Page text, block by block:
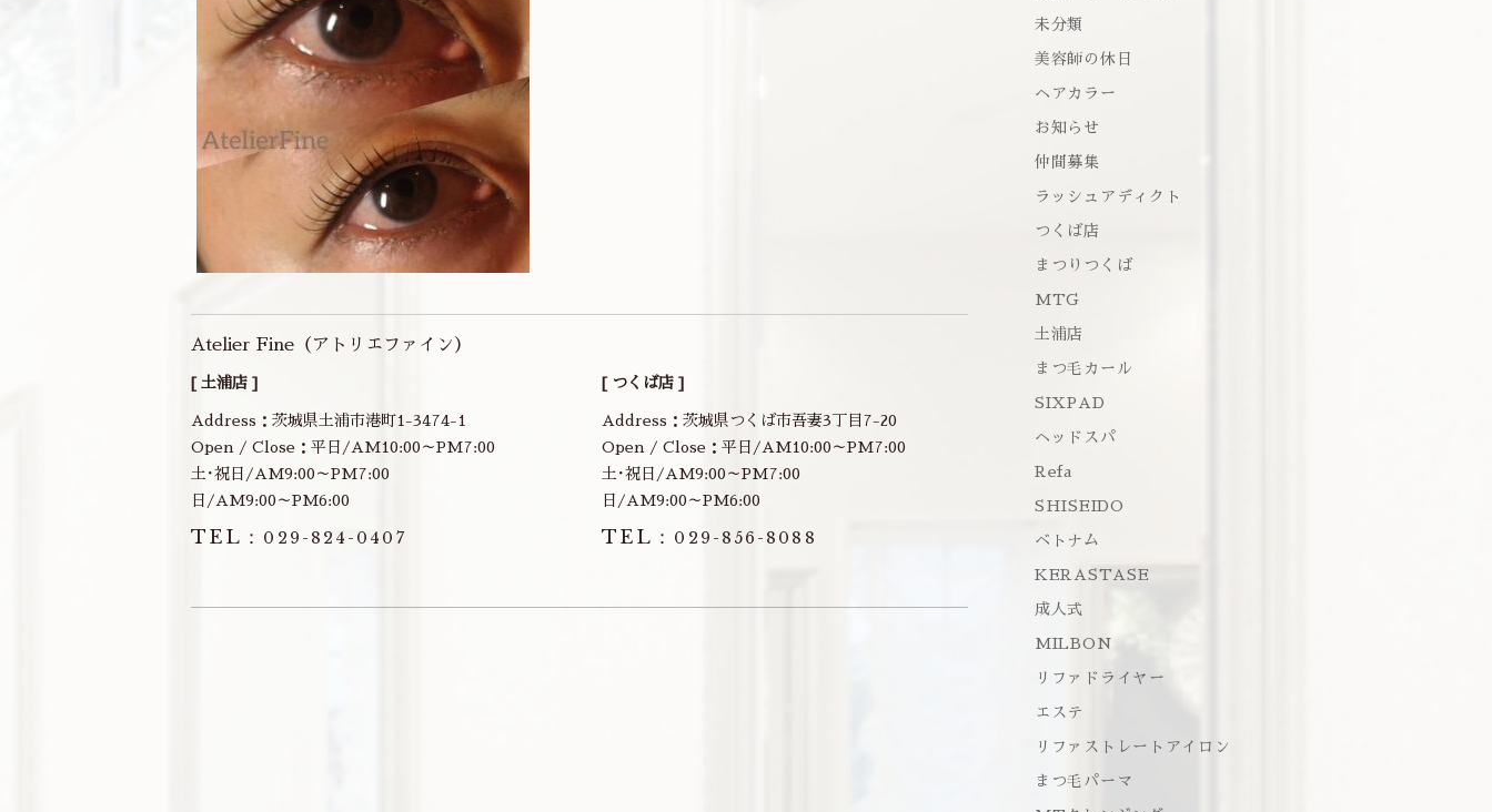
Atelier Fine（アトリエファイン）
[ 土浦店 ]
Address：茨城県土浦市港町1-3474-1
Open / Close：平日/AM10:00～PM7:00
土･祝日/AM9:00～PM7:00
日/AM9:00～PM6:00
TEL： 029-824-0407
[ つくば店 ]
Address：茨城県つくば市吾妻3丁目7-20
Open / Close：平日/AM10:00～PM7:00
土･祝日/AM9:00～PM7:00
日/AM9:00～PM6:00
TEL： 029-856-8088
未分類
美容師の休日
ヘアカラー
お知らせ
仲間募集
ラッシュアディクト
つくば店
まつりつくば
MTG
土浦店
まつ毛カール
SIXPAD
ヘッドスパ
Refa
SHISEIDO
ベトナム
KERASTASE
成人式
MILBON
リファドライヤー
エステ
リファストレートアイロン
まつ毛パーマ